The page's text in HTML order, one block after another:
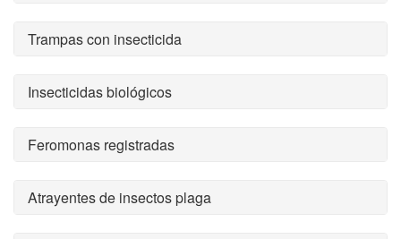
Trampas con insecticida
Insecticidas biológicos
Feromonas registradas
Atrayentes de insectos plaga